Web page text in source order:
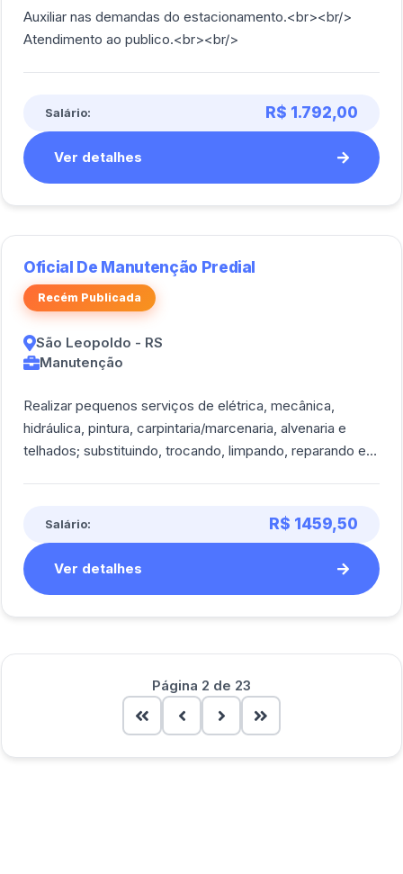
Auxiliar nas demandas do estacionamento.<br><br/>
Atendimento ao publico.<br><br/>
Salário: R$ 1.792,00
Ver detalhes
Oficial De Manutenção Predial
Recém Publicada
São Leopoldo - RS
Manutenção
Realizar pequenos serviços de elétrica, mecânica,
hidráulica, pintura, carpintaria/marcenaria, alvenaria e
telhados; substituindo, trocando, limpando, reparando e
Salário: R$ 1459,50
Ver detalhes
Página 2 de 23